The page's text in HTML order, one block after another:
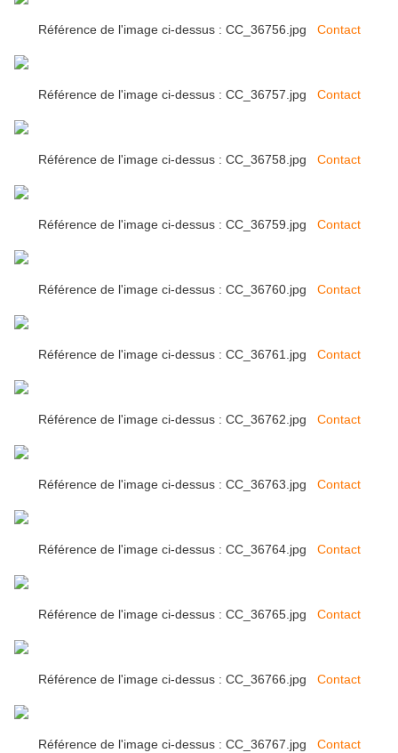
Référence de l'image ci-dessus : CC_36756.jpg Contact
Référence de l'image ci-dessus : CC_36757.jpg Contact
Référence de l'image ci-dessus : CC_36758.jpg Contact
Référence de l'image ci-dessus : CC_36759.jpg Contact
Référence de l'image ci-dessus : CC_36760.jpg Contact
Référence de l'image ci-dessus : CC_36761.jpg Contact
Référence de l'image ci-dessus : CC_36762.jpg Contact
Référence de l'image ci-dessus : CC_36763.jpg Contact
Référence de l'image ci-dessus : CC_36764.jpg Contact
Référence de l'image ci-dessus : CC_36765.jpg Contact
Référence de l'image ci-dessus : CC_36766.jpg Contact
Référence de l'image ci-dessus : CC_36767.jpg Contact